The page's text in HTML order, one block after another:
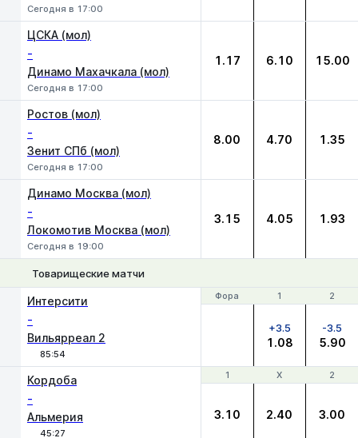
Сегодня в 17:00
ЦСКА (мол)
-
Динамо Махачкала (мол)
Сегодня в 17:00
1.17 6.10 15.00
Ростов (мол)
-
Зенит СПб (мол)
Сегодня в 17:00
8.00 4.70 1.35
Динамо Москва (мол)
-
Локомотив Москва (мол)
Сегодня в 19:00
3.15 4.05 1.93
Товарищеские матчи
Фора 1 2
Интерсити
-
Вильярреал 2
85:54
Фора 1 2
+3.5
1.08
-3.5
5.90
1 Х 2
Кордоба
-
Альмерия
45:27
1 Х 2
3.10 2.40 3.00